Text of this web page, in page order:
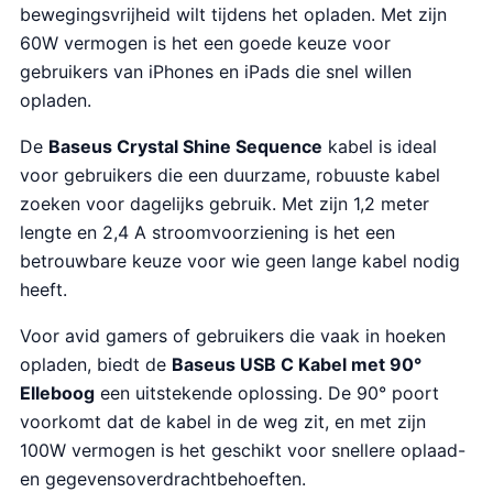
bewegingsvrijheid wilt tijdens het opladen. Met zijn
60W vermogen is het een goede keuze voor
gebruikers van iPhones en iPads die snel willen
opladen.
De Baseus Crystal Shine Sequence kabel is ideal
voor gebruikers die een duurzame, robuuste kabel
zoeken voor dagelijks gebruik. Met zijn 1,2 meter
lengte en 2,4 A stroomvoorziening is het een
betrouwbare keuze voor wie geen lange kabel nodig
heeft.
Voor avid gamers of gebruikers die vaak in hoeken
opladen, biedt de Baseus USB C Kabel met 90°
Elleboog een uitstekende oplossing. De 90° poort
voorkomt dat de kabel in de weg zit, en met zijn
100W vermogen is het geschikt voor snellere oplaad-
en gegevensoverdrachtbehoeften.